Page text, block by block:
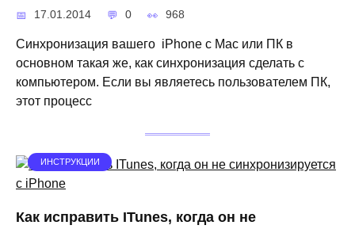
17.01.2014 0 968
Синхронизация вашего iPhone с Mac или ПК в
основном такая же, как синхронизация сделать с
компьютером. Если вы являетесь пользователем ПК,
этот процесс
ИНСТРУКЦИИ
Как исправить ITunes, когда он не